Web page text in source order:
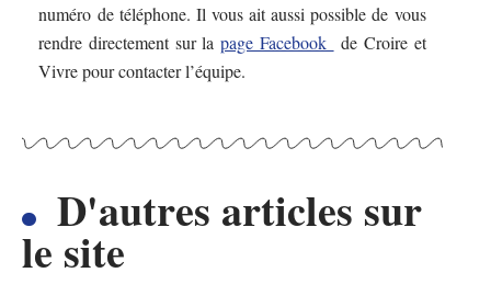
numéro de téléphone. Il vous ait aussi possible de vous
rendre directement sur lapage Facebook
de Croire et
Vivre pour contacter l’équipe.
D'autres articles sur
le site